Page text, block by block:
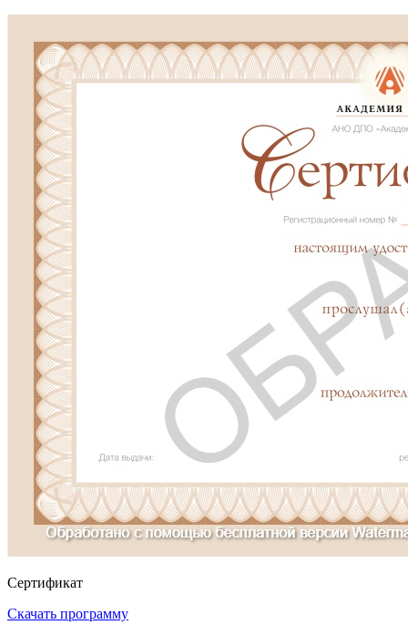
Сертификат
Скачать программу